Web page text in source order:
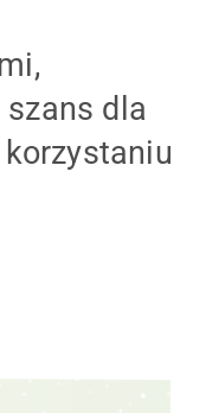
dla